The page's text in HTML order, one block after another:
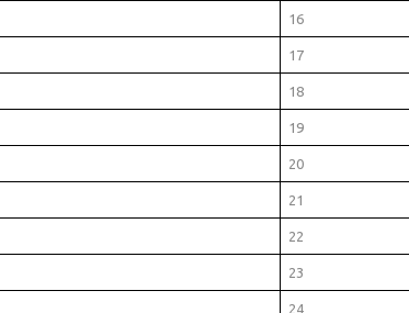
16
17
18
19
20
21
22
23
24